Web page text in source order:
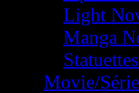
Light
Manga
Movie/